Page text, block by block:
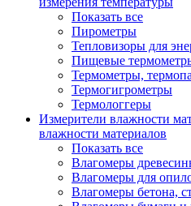
Показать все
Пирометры
Тепловизоры для
Пищевые
Термометры,
Термогигрометры
Термологгеры
Измерители влажности
влажности материалов
Показать все
Влагомеры
Влагомеры для
Влагомеры бетона,